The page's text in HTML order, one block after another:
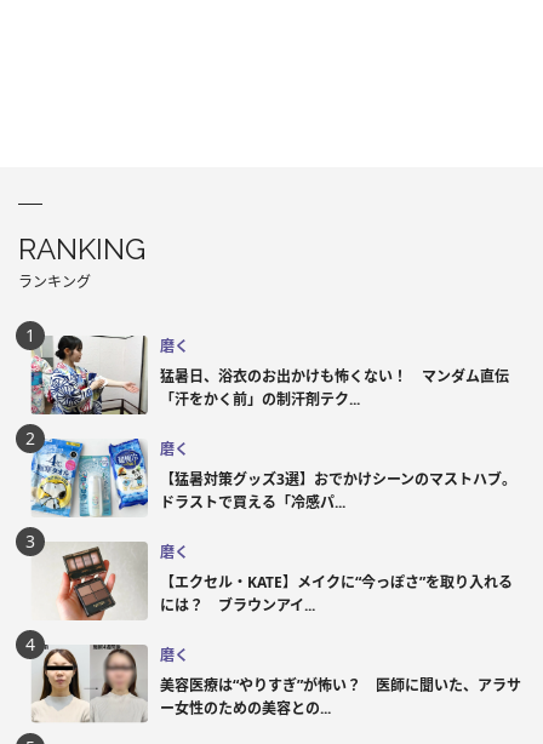
RANKING
ランキング
磨く
猛暑日、浴衣のお出かけも怖くない！ マンダム直伝
「汗をかく前」の制汗剤テク...
磨く
【猛暑対策グッズ3選】おでかけシーンのマストハブ。
ドラストで買える「冷感パ...
磨く
【エクセル・KATE】メイクに“今っぽさ”を取り入れる
には？ ブラウンアイ...
磨く
美容医療は“やりすぎ”が怖い？ 医師に聞いた、アラサ
ー女性のための美容との...